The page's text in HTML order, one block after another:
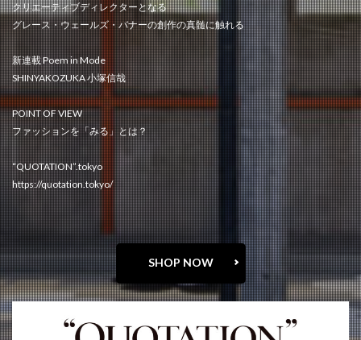
クリエーティブディレクターとなる
グレース・ウェールズ・バナーの創作の真髄に触れる
新連載 Poem in Mode
SHINYAKOZUKA 小塚信哉
POINT OF VIEW
ファッションを「みる」とは？
“QUOTATION”.tokyo
https://quotation.tokyo/
SHOP NOW